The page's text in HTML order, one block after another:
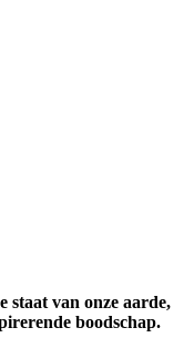
staat van onze aarde,
boodschap.